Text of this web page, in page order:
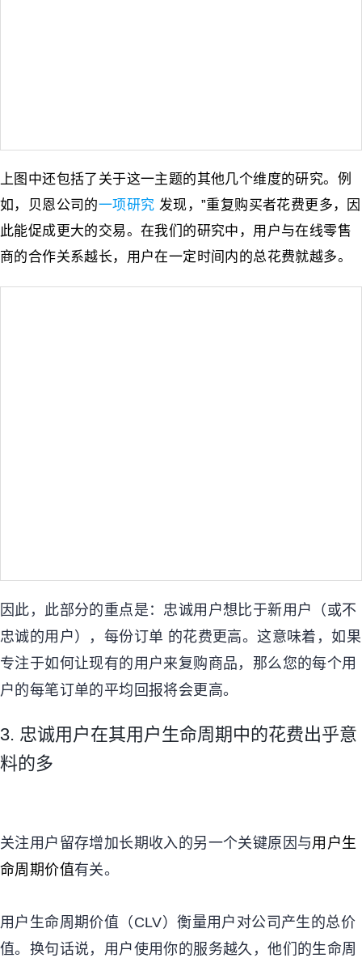
上图中还包括了关于这一主题的其他几个维度的研究。例
如，贝恩公司的一项研究 发现，”重复购买者花费更多，因
此能促成更大的交易。在我们的研究中，用户与在线零售
商的合作关系越长，用户在一定时间内的总花费就越多。
因此，此部分的重点是：忠诚用户想比于新用户（或不
忠诚的用户），每份订单 的花费更高。这意味着，如果
专注于如何让现有的用户来复购商品，那么您的每个用
户的每笔订单的平均回报将会更高。
3. 忠诚用户在其用户生命周期中的花费出乎意
料的多
关注用户留存增加长期收入的另一个关键原因与用户生
命周期价值有关。
用户生命周期价值（CLV）衡量用户对公司产生的总价
值。换句话说，用户使用你的服务越久，他们的生命周